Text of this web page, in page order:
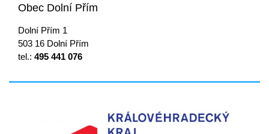
Obec Dolní Přím
Dolní Přím 1
503 16 Dolní Přím
tel.: 495 441 076